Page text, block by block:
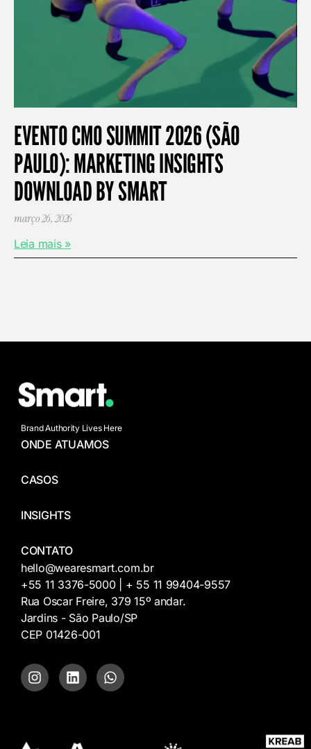
EVENTO CMO SUMMIT 2026 (SÃO
PAULO): MARKETING INSIGHTS
DOWNLOAD BY SMART
março 26, 2026
Leia mais »
Brand Authority Lives Here
ONDE ATUAMOS
CASOS
INSIGHTS
CONTATO
hello@wearesmart.com.br
+55 11 3376-5000 | + 55 11 99404-9557
Rua Oscar Freire, 379 15º andar.
Jardins - São Paulo/SP
CEP 01426-001